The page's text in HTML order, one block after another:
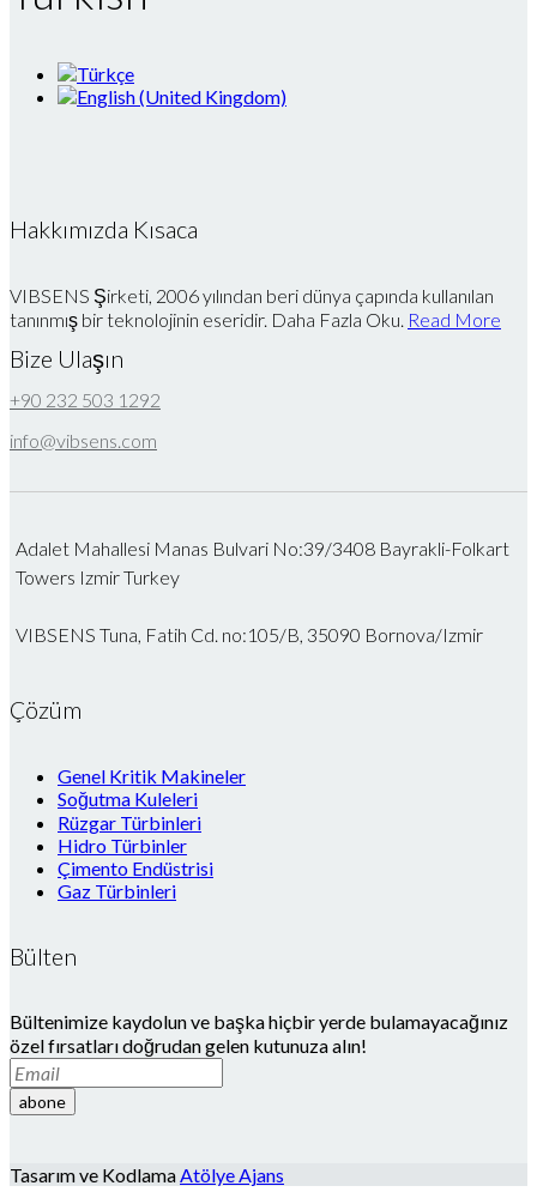
Hakkımızda Kısaca
VIBSENS Şirketi, 2006 yılından beri dünya çapında kullanılan
tanınmış bir teknolojinin eseridir. Daha Fazla Oku. Read More
Bize Ulaşın
+90 232 503 1292
info@vibsens.com
Adalet Mahallesi Manas Bulvari No:39/3408 Bayrakli-Folkart
Towers Izmir Turkey
VIBSENS Tuna, Fatih Cd. no:105/B, 35090 Bornova/Izmir
Çözüm
Genel Kritik Makineler
Soğutma Kuleleri
Rüzgar Türbinleri
Hidro Türbinler
Çimento Endüstrisi
Gaz Türbinleri
Bülten
Bültenimize kaydolun ve başka hiçbir yerde bulamayacağınız
özel fırsatları doğrudan gelen kutunuza alın!
abone
Tasarım ve KodlamaAtölye Ajans